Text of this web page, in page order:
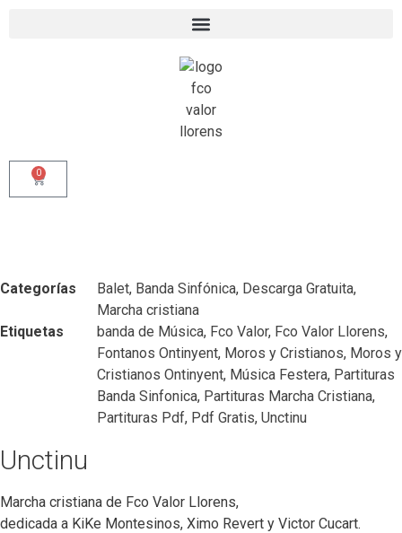
0
Categorías Balet, Banda Sinfónica, Descarga Gratuita,
Marcha cristiana
Etiquetas
banda de Música, Fco Valor, Fco Valor Llorens,
Fontanos Ontinyent, Moros y Cristianos, Moros y
Cristianos Ontinyent, Música Festera, Partituras
Banda Sinfonica, Partituras Marcha Cristiana,
Partituras Pdf, Pdf Gratis, Unctinu
Unctinu
Marcha cristiana de Fco Valor Llorens,
dedicada a KiKe Montesinos, Ximo Revert y Victor Cucart.